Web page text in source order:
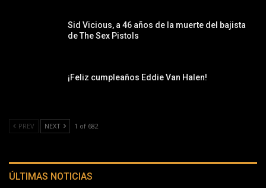
Sid Vicious, a 46 años de la muerte del bajista
de The Sex Pistols
¡Feliz cumpleaños Eddie Van Halen!
PREV NEXT 1 of 682
ÚLTIMAS NOTICIAS